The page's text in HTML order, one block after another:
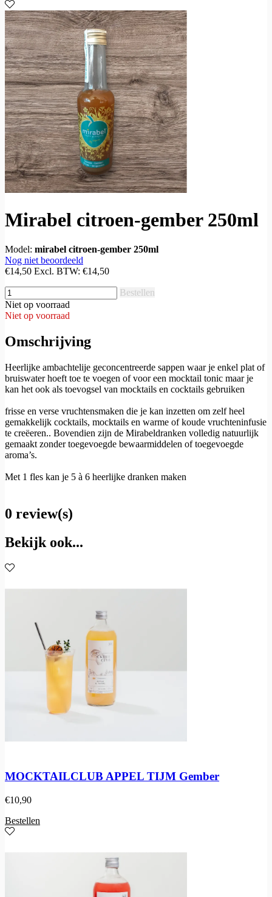
Mirabel citroen-gember 250ml
Model: mirabel citroen-gember 250ml
Nog niet beoordeeld
€14,50 Excl. BTW: €14,50
Bestellen
Niet op voorraad
Niet op voorraad
Omschrijving
Heerlijke ambachtelije geconcentreerde sappen waar je enkel plat of
bruiswater hoeft toe te voegen of voor een mocktail tonic maar je
kan het ook als toevogsel van mocktails en cocktails gebruiken
frisse en verse vruchtensmaken die je kan inzetten om zelf heel
gemakkelijk cocktails, mocktails en warme of koude vruchteninfusie
te creëeren.. Bovendien zijn de Mirabeldranken volledig natuurlijk
gemaakt zonder toegevoegde bewaarmiddelen of toegevoegde
aroma’s.
Met 1 fles kan je 5 à 6 heerlijke dranken maken
0 review(s)
Bekijk ook...
MOCKTAILCLUB APPEL TIJM Gember
€10,90
Bestellen